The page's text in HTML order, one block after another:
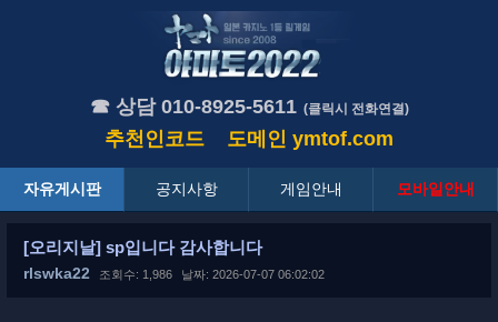
☎ 상담 010-8925-5611 (클릭시 전화연결)
추천인코드 도메인 ymtof.com
자유게시판 공지사항 게임안내 모바일안내
[오리지날] sp입니다 감사합니다
rlswka22 조회수: 1,986 날짜: 2026-07-07 06:02:02